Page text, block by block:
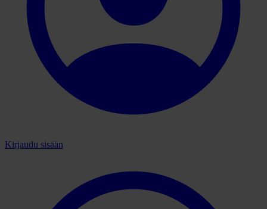
Kirjaudu sisään